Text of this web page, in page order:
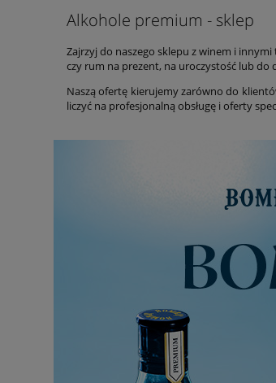
Alkohole premium - sklep
Zajrzyj do naszego sklepu z winem i
czy rum na prezent, na uroczystość lub
Naszą ofertę kierujemy zarówno do
liczyć na profesjonalną obsługę i oferty